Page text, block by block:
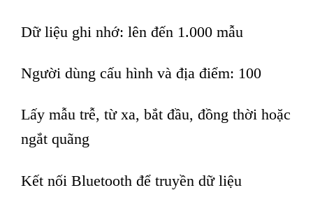
Dữ liệu ghi nhớ: lên đến 1.000 mẫu
Người dùng cấu hình và địa điểm: 100
Lấy mẫu trễ, từ xa, bắt đầu, đồng thời hoặc
ngắt quãng
Kết nối Bluetooth để truyền dữ liệu